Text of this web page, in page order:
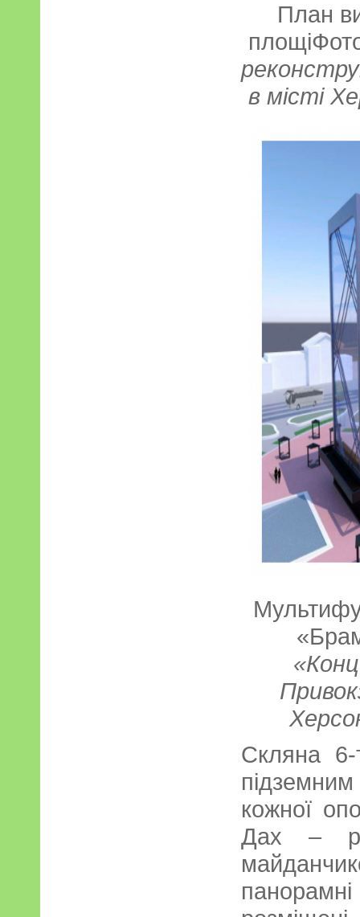
План
в місті
Скляна 6-
кожної
Дах –